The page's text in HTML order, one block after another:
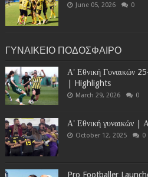
June 05, 2026 0
ΓΥΝΑΙΚΕΙΟ ΠΟΔΟΣΦΑΙΡΟ
Α' Εθνική Γυναικών
| Highlights
March 29, 2026 0
Α' Εθνική
October 12, 2025 0
Pro Footballer